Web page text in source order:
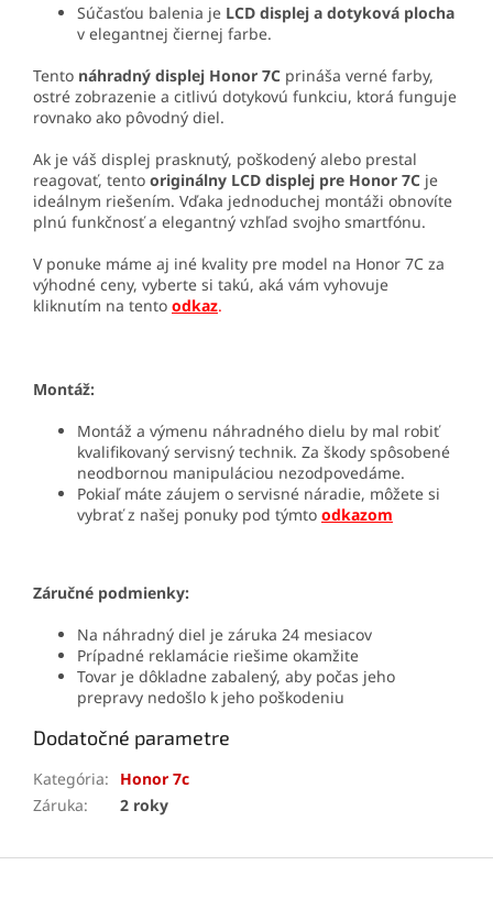
Súčasťou balenia je LCD displej a dotyková plocha
v elegantnej čiernej farbe.
Tento náhradný displej Honor 7C prináša verné farby,
ostré zobrazenie a citlivú dotykovú funkciu, ktorá funguje
rovnako ako pôvodný diel.
Ak je váš displej prasknutý, poškodený alebo prestal
reagovať, tento originálny LCD displej pre Honor 7C je
ideálnym riešením. Vďaka jednoduchej montáži obnovíte
plnú funkčnosť a elegantný vzhľad svojho smartfónu.
V ponuke máme aj iné kvality pre model na Honor 7C za
výhodné ceny, vyberte si takú, aká vám vyhovuje
kliknutím na tento odkaz.
Montáž:
Montáž a výmenu náhradného dielu by mal robiť
kvalifikovaný servisný technik. Za škody spôsobené
neodbornou manipuláciou nezodpovedáme.
Pokiaľ máte záujem o servisné náradie, môžete si
vybrať z našej ponuky pod týmto odkazom
Záručné podmienky:
Na náhradný diel je záruka 24 mesiacov
Prípadné reklamácie riešime okamžite
Tovar je dôkladne zabalený, aby počas jeho
prepravy nedošlo k jeho poškodeniu
Dodatočné parametre
Kategória:
Honor 7c
Záruka: 2 roky